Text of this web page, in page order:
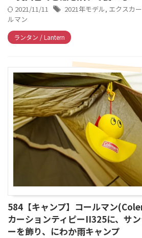
2021/11/11 2021年モデル, エクスカ
ルマン
ランタン / Lantern
584【キャンプ】コールマン
カーションティピーII325に、サ
ーを飾り、にわか雨キャンプ